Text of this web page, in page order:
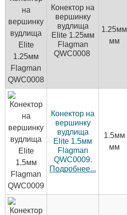
Конектор на
вершинку
вудлища
Elite 1.25мм
Flagman
QWC0008
1.25мм
мм
Конектор на
вершинку
вудлища
Elite 1.5мм
Flagman
QWC0009.
Подробнее...
1.5мм
мм